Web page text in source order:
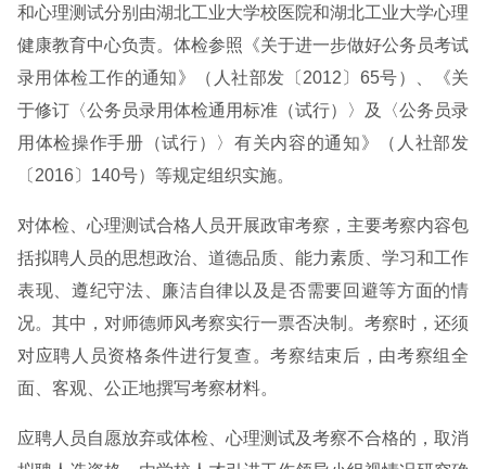
和心理测试分别由湖北工业大学校医院和湖北工业大学心理
健康教育中心负责。体检参照《关于进一步做好公务员考试
录用体检工作的通知》（人社部发〔2012〕65号）、《关
于修订〈公务员录用体检通用标准（试行）〉及〈公务员录
用体检操作手册（试行）〉有关内容的通知》（人社部发
〔2016〕140号）等规定组织实施。
对体检、心理测试合格人员开展政审考察，主要考察内容包
括拟聘人员的思想政治、道德品质、能力素质、学习和工作
表现、遵纪守法、廉洁自律以及是否需要回避等方面的情
况。其中，对师德师风考察实行一票否决制。考察时，还须
对应聘人员资格条件进行复查。考察结束后，由考察组全
面、客观、公正地撰写考察材料。
应聘人员自愿放弃或体检、心理测试及考察不合格的，取消